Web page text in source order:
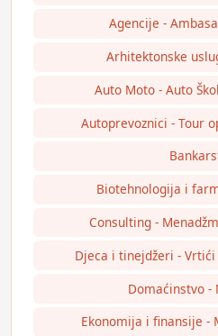
Agencije -
Arhitektonske
Auto Moto - Auto
Autoprevoznici - Tour
Biotehnologija i
Consulting -
Djeca i tinejdžeri -
Domaćinstvo -
Ekonomija i finansije -